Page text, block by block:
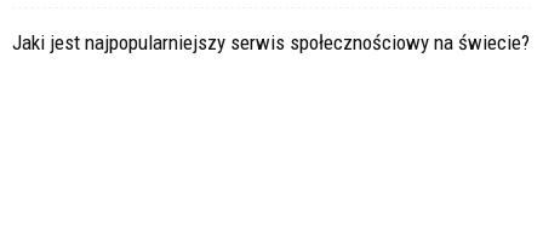
Jaki jest najpopularniejszy serwis społecznościowy na świecie?